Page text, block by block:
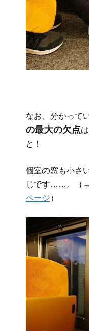
なお、分かって
の最大の欠点は
と！
個室の窓も小さ
じです……。（
ページ）